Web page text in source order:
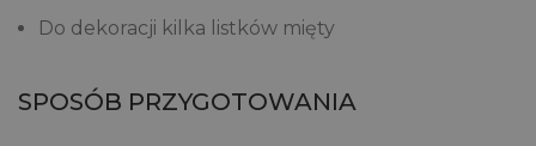
Do dekoracji kilka listków mięty
SPOSÓB PRZYGOTOWANIA